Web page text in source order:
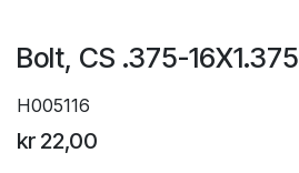
Bolt, CS .375-16X1.375
H005116
kr 22,00